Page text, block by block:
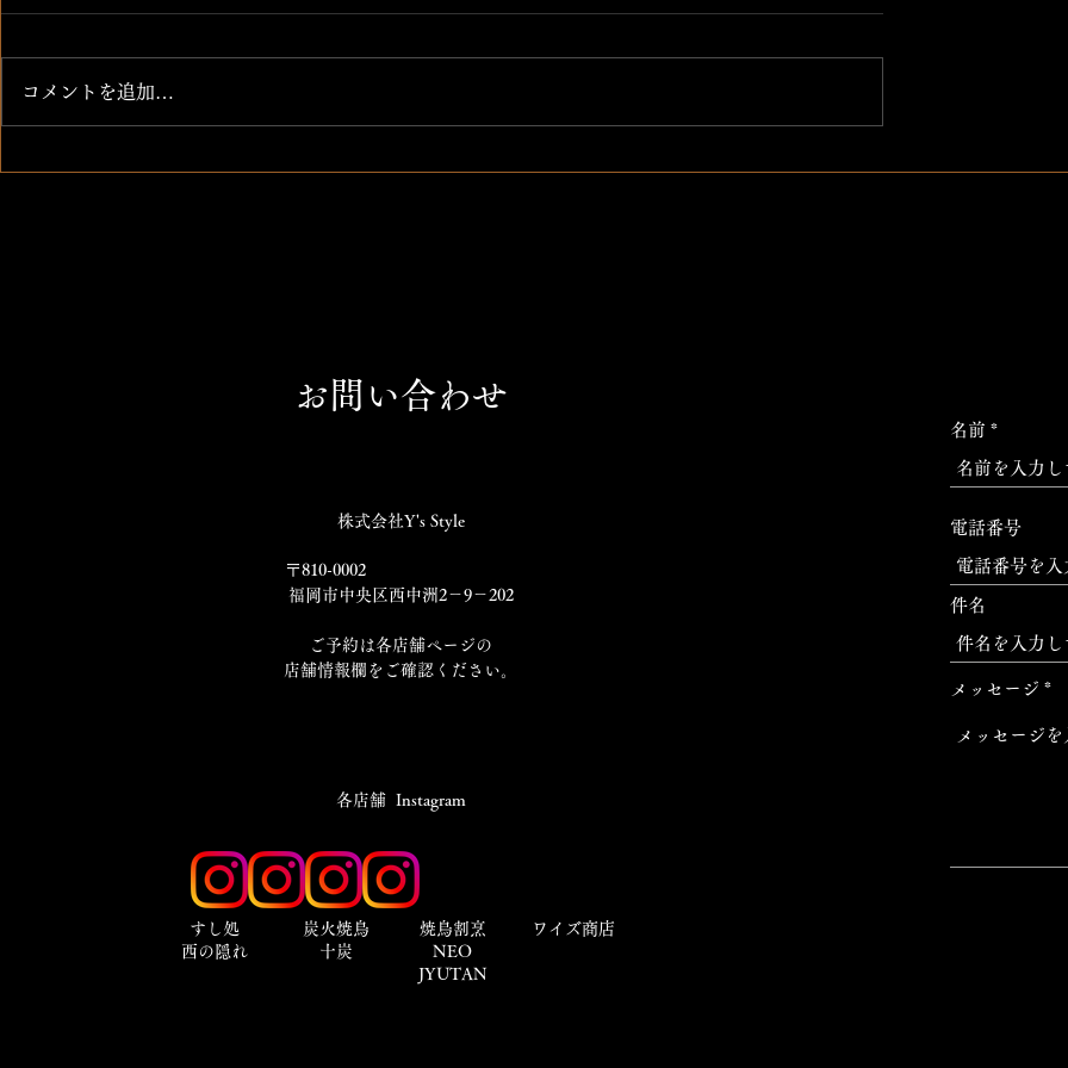
今宵
コメントを追加…
お問い合わせ
株式会社Y's Style
〒810-0002
福岡市中央区西中洲2－9－202
​ご予約は各店舗ページの
店舗情報欄をご確認ください。
​各店舗 Instagram
​すし処
西の隠れ
炭火焼鳥
十炭
焼鳥割烹
NEO
JYUTAN
ワイズ商店
名前
電話番号
件名
メッセージ